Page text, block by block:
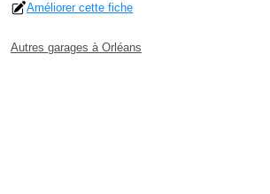
Améliorer cette fiche
Autres garages à Orléans